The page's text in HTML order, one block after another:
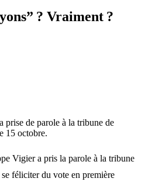
? Vraiment ?
prise de parole à la tribune de
15 octobre.
Vigier a pris la parole à la tribune
féliciter du vote en première